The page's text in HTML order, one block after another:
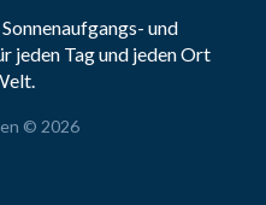
und
jeden Tag und jeden Ort
© 2026